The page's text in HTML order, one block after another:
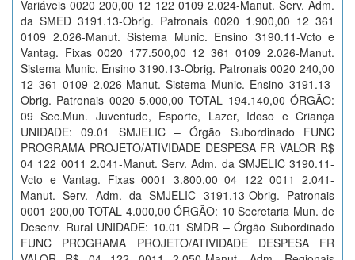
Variáveis 0020 200,00 12 122 0109 2.024-Manut. Serv. Adm.
da SMED 3191.13-Obrig. Patronais 0020 1.900,00 12 361
0109 2.026-Manut. Sistema Munic. Ensino 3190.11-Vcto e
Vantag. Fixas 0020 177.500,00 12 361 0109 2.026-Manut.
Sistema Munic. Ensino 3190.13-Obrig. Patronais 0020 240,00
12 361 0109 2.026-Manut. Sistema Munic. Ensino 3191.13-
Obrig. Patronais 0020 5.000,00 TOTAL 194.140,00 ÓRGÃO:
09 Sec.Mun. Juventude, Esporte, Lazer, Idoso e Criança
UNIDADE: 09.01 SMJELIC – Órgão Subordinado FUNC
PROGRAMA PROJETO/ATIVIDADE DESPESA FR VALOR R$
04 122 0011 2.041-Manut. Serv. Adm. da SMJELIC 3190.11-
Vcto e Vantag. Fixas 0001 3.800,00 04 122 0011 2.041-
Manut. Serv. Adm. da SMJELIC 3191.13-Obrig. Patronais
0001 200,00 TOTAL 4.000,00 ÓRGÃO: 10 Secretaria Mun. de
Desenv. Rural UNIDADE: 10.01 SMDR – Órgão Subordinado
FUNC PROGRAMA PROJETO/ATIVIDADE DESPESA FR